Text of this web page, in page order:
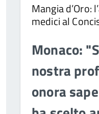
Mangia d’Oro:
medici al
Monaco:
nostra
onora